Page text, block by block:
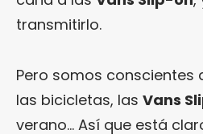
transmitirlo.
Pero somos conscientes
las bicicletas, las Vans
verano… Así que está